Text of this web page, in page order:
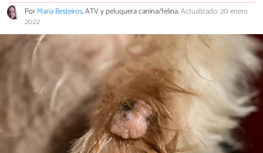
PorMaría Besteiros, ATV y peluquera canina/felina.Actualizado: 20 enero
2022